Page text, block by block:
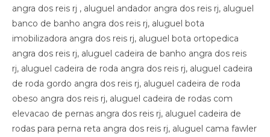
angra dos reis rj , aluguel andador angra dos reis rj, aluguel
banco de banho angra dos reis rj, aluguel bota
imobilizadora angra dos reis rj, aluguel bota ortopedica
angra dos reis rj, aluguel cadeira de banho angra dos reis
rj, aluguel cadeira de roda angra dos reis rj, aluguel cadeira
de roda gordo angra dos reis rj, aluguel cadeira de roda
obeso angra dos reis rj, aluguel cadeira de rodas com
elevacao de pernas angra dos reis rj, aluguel cadeira de
rodas para perna reta angra dos reis rj, aluguel cama fawler